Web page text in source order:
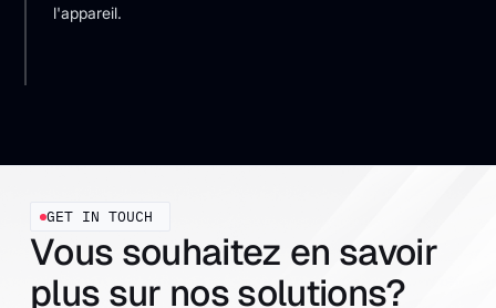
l'appareil.
GET IN TOUCH
Vous souhaitez en savoir
plus sur nos solutions?